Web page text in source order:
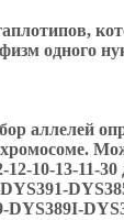
одного
аллелей
12-10-13-11-
DYS389I-